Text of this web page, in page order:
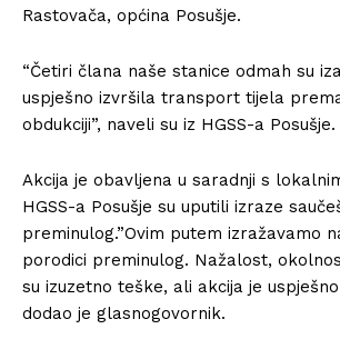
Rastovača, općina Posušje.
“Četiri člana naše stanice odmah su
uspješno izvršila transport tijela
obdukciji”, naveli su iz HGSS-a Posušje.
Akcija je obavljena u saradnji s
HGSS-a Posušje su uputili izraze
preminulog.”Ovim putem izražavamo
porodici preminulog. Nažalost,
su izuzetno teške, ali akcija je uspješno
dodao je glasnogovornik.